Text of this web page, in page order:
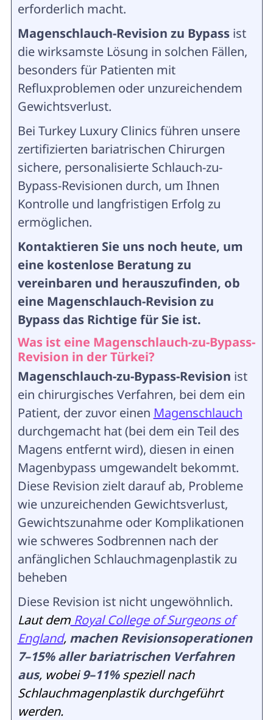
erforderlich macht.
Magenschlauch-Revision zu Bypassist
die wirksamste Lösung in solchen Fällen,
besonders für Patienten mit
Refluxproblemen oder unzureichendem
Gewichtsverlust.
Bei Turkey Luxury Clinics führen unsere
zertifizierten bariatrischen Chirurgen
sichere, personalisierte Schlauch-zu-
Bypass-Revisionen durch, um Ihnen
Kontrolle und langfristigen Erfolg zu
ermöglichen.
Kontaktieren Sie uns noch heute, um
eine kostenlose Beratung zu
vereinbaren und herauszufinden, ob
eine Magenschlauch-Revision zu
Bypass das Richtige für Sie ist.
Was ist eine Magenschlauch-zu-Bypass-
Revision in der Türkei?
Magenschlauch-zu-Bypass-Revision ist
ein chirurgisches Verfahren, bei dem ein
Patient, der zuvor einen Magenschlauch
durchgemacht hat (bei dem ein Teil des
Magens entfernt wird), diesen in einen
Magenbypass umgewandelt bekommt.
Diese Revision zielt darauf ab, Probleme
wie unzureichenden Gewichtsverlust,
Gewichtszunahme oder Komplikationen
wie schweres Sodbrennen nach der
anfänglichen Schlauchmagenplastik zu
beheben
Diese Revision ist nicht ungewöhnlich.
Laut demRoyal College of Surgeons of
England, machen Revisionsoperationen
7–15% aller bariatrischen Verfahren
aus, wobei9–11%speziell nach
Schlauchmagenplastik durchgeführt
werden.